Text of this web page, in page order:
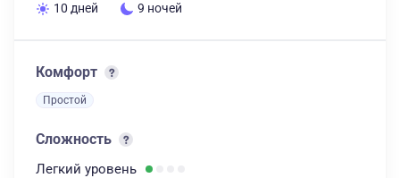
10 дней 9 ночей
Комфорт
Простой
Сложность
Легкий уровень